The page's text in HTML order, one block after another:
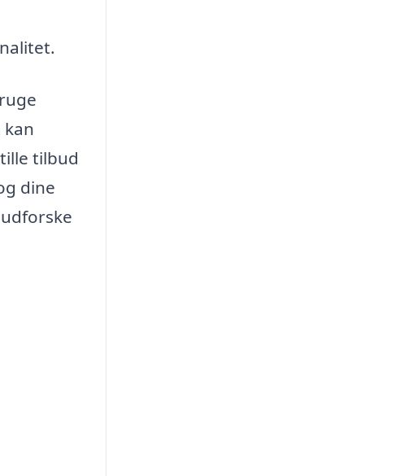
tilbud
dine